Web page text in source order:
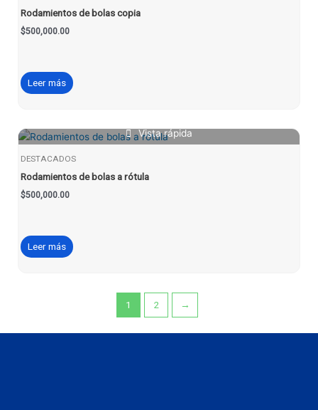
Rodamientos de bolas copia
$500,000.00
Leer más
Vista rápida
DESTACADOS
Rodamientos de bolas a rótula
$500,000.00
Leer más
1 2 →